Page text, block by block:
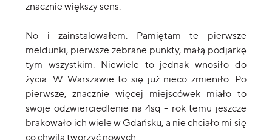
znacznie większy sens.
No i zainstalowałem. Pamiętam te pierwsze
meldunki, pierwsze zebrane punkty, małą podjarkę
tym wszystkim. Niewiele to jednak wnosiło do
życia. W Warszawie to się już nieco zmieniło. Po
pierwsze, znacznie więcej miejscówek miało to
swoje odzwierciedlenie na 4sq – rok temu jeszcze
brakowało ich wiele w Gdańsku, a nie chciało mi się
co chwila tworzyć nowych.